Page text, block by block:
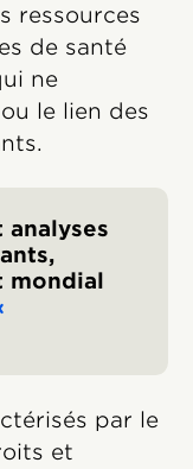
ressources
de santé
ne
le lien des
analyses
mondial
par le
et